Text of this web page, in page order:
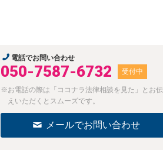
電話でお問い合わせ
050-7587-6732 受付中
※お電話の際は「ココナラ法律相談を見た」とお伝
えいただくとスムーズです。
メールでお問い合わせ